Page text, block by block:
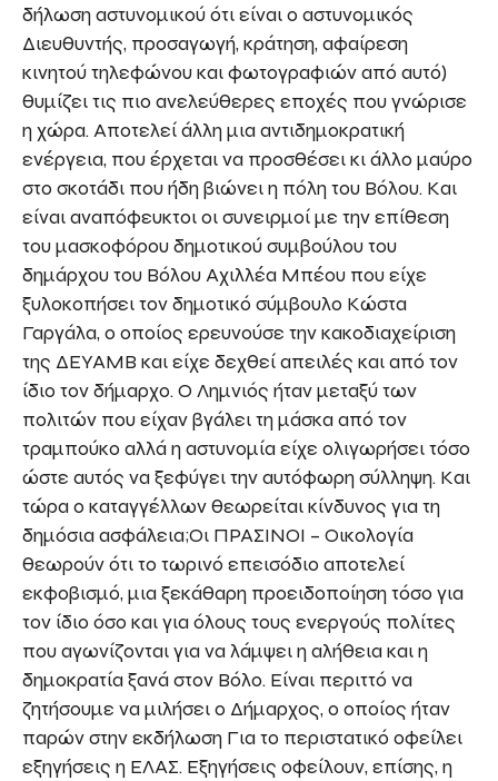
δήλωση αστυνομικού ότι είναι ο αστυνομικός
Διευθυντής, προσαγωγή, κράτηση, αφαίρεση
κινητού τηλεφώνου και φωτογραφιών από αυτό)
θυμίζει τις πιο ανελεύθερες εποχές που γνώρισε
η χώρα. Αποτελεί άλλη μια αντιδημοκρατική
ενέργεια, που έρχεται να προσθέσει κι άλλο μαύρο
στο σκοτάδι που ήδη βιώνει η πόλη του Βόλου. Και
είναι αναπόφευκτοι οι συνειρμοί με την επίθεση
του μασκοφόρου δημοτικού συμβούλου του
δημάρχου του Βόλου Αχιλλέα Μπέου που είχε
ξυλοκοπήσει τον δημοτικό σύμβουλο Κώστα
Γαργάλα, ο οποίος ερευνούσε την κακοδιαχείριση
της ΔΕΥΑΜΒ και είχε δεχθεί απειλές και από τον
ίδιο τον δήμαρχο. Ο Λημνιός ήταν μεταξύ των
πολιτών που είχαν βγάλει τη μάσκα από τον
τραμπούκο αλλά η αστυνομία είχε ολιγωρήσει τόσο
ώστε αυτός να ξεφύγει την αυτόφωρη σύλληψη. Και
τώρα ο καταγγέλλων θεωρείται κίνδυνος για τη
δημόσια ασφάλεια;Οι ΠΡΑΣΙΝΟΙ – Οικολογία
θεωρούν ότι το τωρινό επεισόδιο αποτελεί
εκφοβισμό, μια ξεκάθαρη προειδοποίηση τόσο για
τον ίδιο όσο και για όλους τους ενεργούς πολίτες
που αγωνίζονται για να λάμψει η αλήθεια και η
δημοκρατία ξανά στον Βόλο. Είναι περιττό να
ζητήσουμε να μιλήσει ο Δήμαρχος, ο οποίος ήταν
παρών στην εκδήλωση Για το περιστατικό οφείλει
εξηγήσεις η ΕΛΑΣ. Εξηγήσεις οφείλουν, επίσης, η